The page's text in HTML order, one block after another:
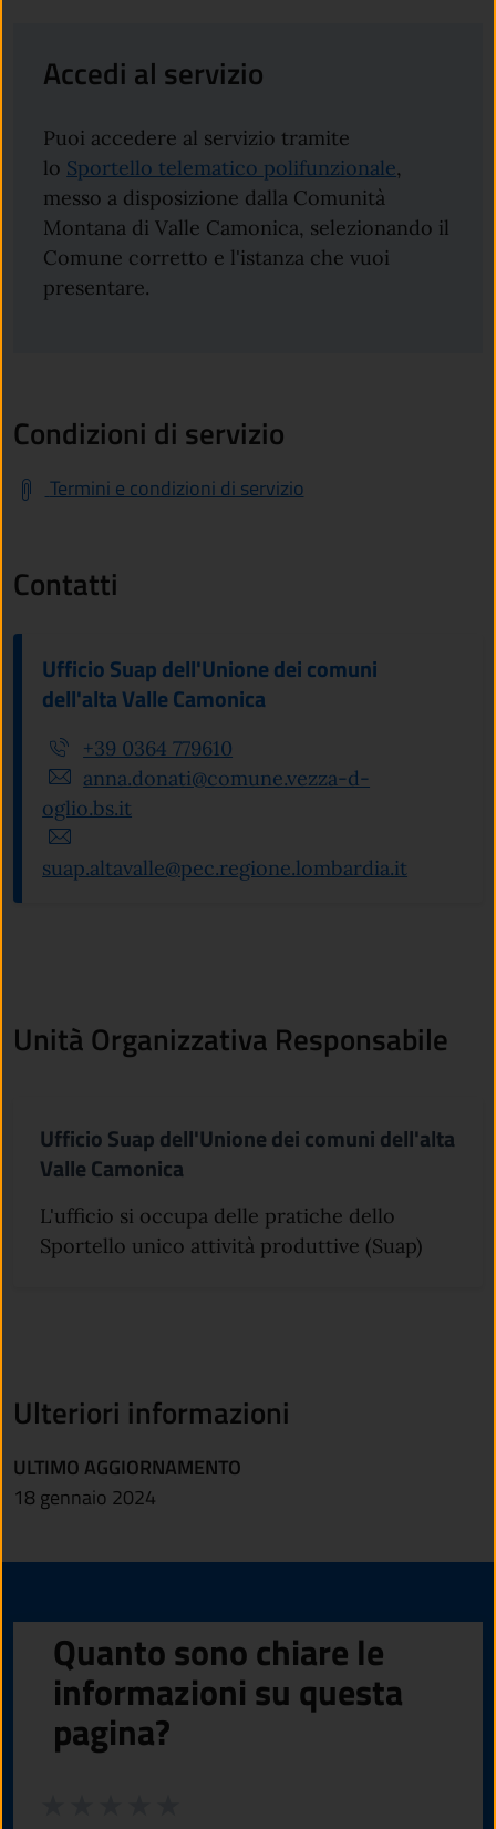
Accedi al servizio
Puoi accedere al servizio tramite
lo Sportello telematico polifunzionale,
messo a disposizione dalla Comunità
Montana di Valle Camonica, selezionando il
Comune corretto e l'istanza che vuoi
presentare.
Condizioni di servizio
Termini e condizioni di servizio
Contatti
Ufficio Suap dell'Unione dei comuni
dell'alta Valle Camonica
+39 0364 779610
anna.donati@comune.vezza-d-
oglio.bs.it
suap.altavalle@pec.regione.lombardia.it
Unità Organizzativa Responsabile
Ufficio Suap dell'Unione dei comuni dell'alta
Valle Camonica
L'ufficio si occupa delle pratiche dello
Sportello unico attività produttive (Suap)
Ulteriori informazioni
ULTIMO AGGIORNAMENTO
18 gennaio 2024
Quanto sono chiare le
informazioni su questa
pagina?